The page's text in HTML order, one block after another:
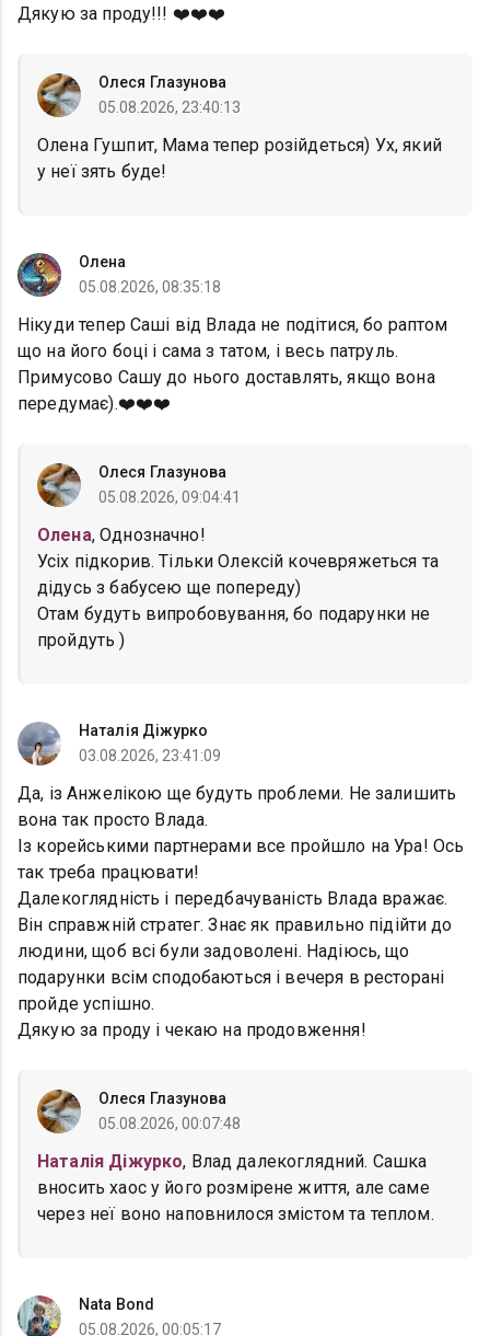
Дякую за проду!!! ❤️❤️❤️
Олеся Глазунова
05.08.2026, 23:40:13
Олена Гушпит, Мама тепер розійдеться) Ух, який
у неї зять буде!
Олена
05.08.2026, 08:35:18
Нікуди тепер Саші від Влада не подітися, бо раптом
що на його боці і сама з татом, і весь патруль.
Примусово Сашу до нього доставлять, якщо вона
передумає).❤️❤️❤️
Олеся Глазунова
05.08.2026, 09:04:41
Олена, Однозначно!
Усіх підкорив. Тільки Олексій кочевряжеться та
дідусь з бабусею ще попереду)
Отам будуть випробовування, бо подарунки не
пройдуть )
Наталія Діжурко
03.08.2026, 23:41:09
Да, із Анжелікою ще будуть проблеми. Не залишить
вона так просто Влада.
Із корейськими партнерами все пройшло на Ура! Ось
так треба працювати!
Далекоглядність і передбачуваність Влада вражає.
Він справжній стратег. Знає як правильно підійти до
людини, щоб всі були задоволені. Надіюсь, що
подарунки всім сподобаються і вечеря в ресторані
пройде успішно.
Дякую за проду і чекаю на продовження!
Олеся Глазунова
05.08.2026, 00:07:48
Наталія Діжурко, Влад далекоглядний. Сашка
вносить хаос у його розмірене життя, але саме
через неї воно наповнилося змістом та теплом.
Nata Bond
05.08.2026, 00:05:17